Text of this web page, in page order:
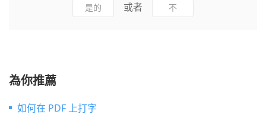
是的 或者 不
為你推薦
如何在 PDF 上打字